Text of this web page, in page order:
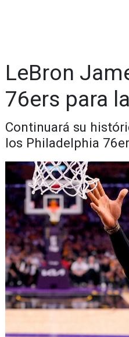
LeBron
76ers para
Continuará su
los Philadelphia